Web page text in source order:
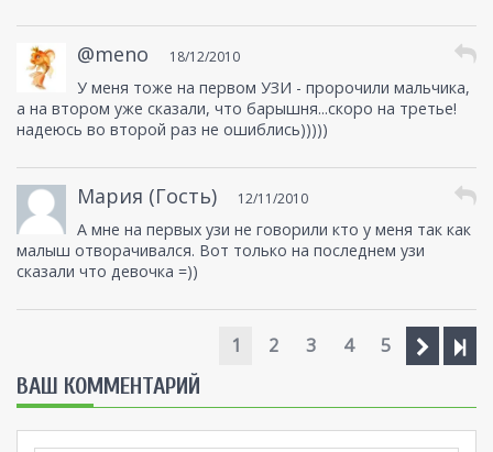
@meno 18/12/2010
У меня тоже на первом УЗИ - пророчили мальчика,
а на втором уже сказали, что барышня...скоро на третье!
надеюсь во второй раз не ошиблись)))))
Мария (Гость) 12/11/2010
А мне на первых узи не говорили кто у меня так как
малыш отворачивался. Вот только на последнем узи
сказали что девочка =))
1 2 3 4 5
ВАШ КОММЕНТАРИЙ